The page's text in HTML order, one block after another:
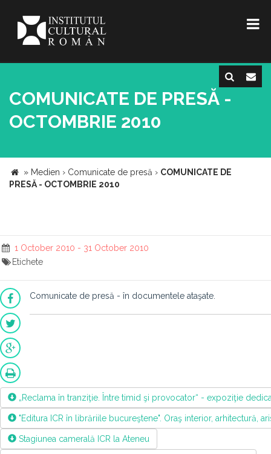
COMUNICATE DE PRESĂ -
OCTOMBRIE 2010
» Medien › Comunicate de presă › COMUNICATE DE
PRESĂ - OCTOMBRIE 2010
1 October 2010 - 31 October 2010
Etichete
Comunicate de presă - în documentele ataşate.
„Reclama în tranziţie. Între timid şi provocator“ - expoziţie
"Editura ICR în librăriile bucureştene". Oraş interior, arhitectură,
Stagiunea camerală ICR la Ateneu